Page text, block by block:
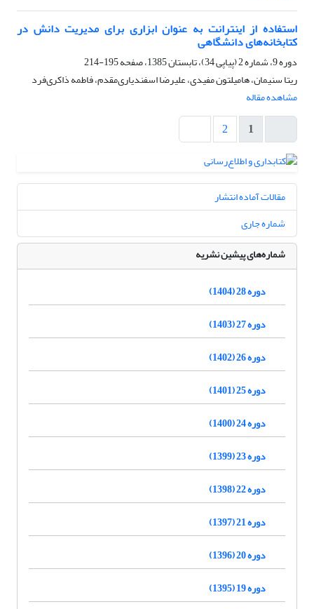
استفاده از اینترانت به عنوان ابزاری برای مدیریت دانش در
کتابخانه‌های دانشگاهی
دوره 9، شماره 2 (پیاپی 34)، تابستان 1385، صفحه
195-214
ریتا سنیمان، هامیلتون مفیدی، علیرضا اسفندیاری‌مقدم، فاطمه ذاکری‌فرد
مشاهده مقاله
1
2
مقالات آماده انتشار
شماره جاری
شماره‌های پیشین نشریه
دوره 28 (1404)
دوره 27 (1403)
دوره 26 (1402)
دوره 25 (1401)
دوره 24 (1400)
دوره 23 (1399)
دوره 22 (1398)
دوره 21 (1397)
دوره 20 (1396)
دوره 19 (1395)